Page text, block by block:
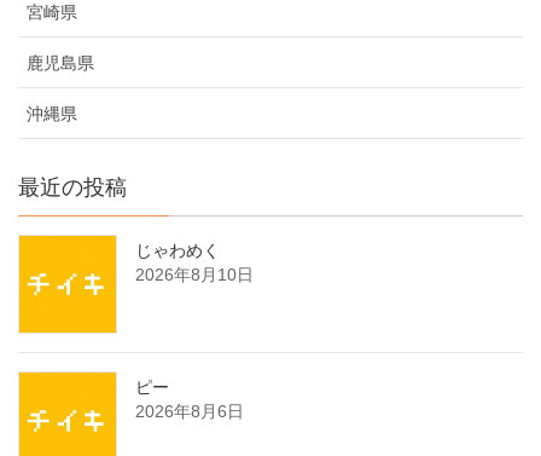
宮崎県
鹿児島県
沖縄県
最近の投稿
じゃわめく
2026年8月10日
ピー
2026年8月6日